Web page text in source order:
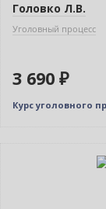
Головко Л.В.
Уголовный процесс
3 690 ₽
Курс уголовного